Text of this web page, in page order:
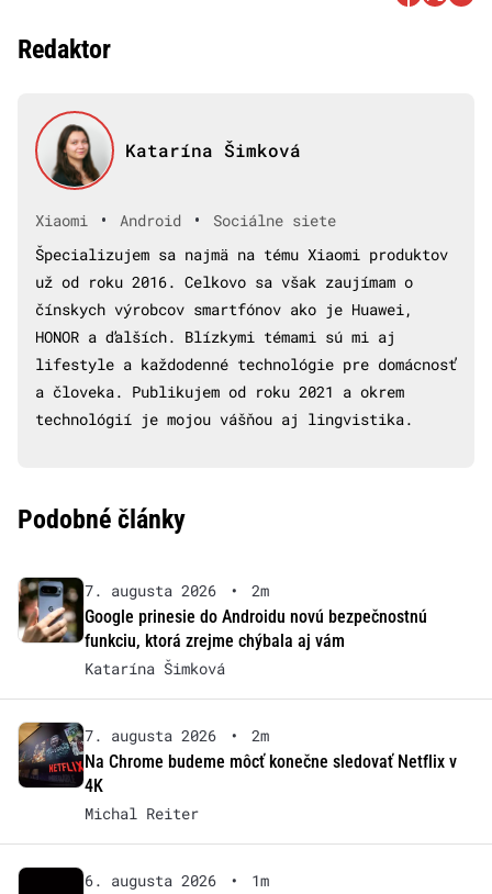
Redaktor
Katarína Šimková
Xiaomi • Android •
Sociálne siete
Špecializujem sa najmä na tému Xiaomi produktov
už od roku 2016. Celkovo sa však zaujímam o
čínskych výrobcov smartfónov ako je Huawei,
HONOR a ďalších. Blízkymi témami sú mi aj
lifestyle a každodenné technológie pre domácnosť
a človeka. Publikujem od roku 2021 a okrem
technológií je mojou vášňou aj lingvistika.
Podobné články
7. augusta 2026 •
2m
Google prinesie do Androidu novú bezpečnostnú
funkciu, ktorá zrejme chýbala aj vám
Katarína Šimková
7. augusta 2026 •
2m
Na Chrome budeme môcť konečne sledovať Netflix v
4K
Michal Reiter
6. augusta 2026 •
1m